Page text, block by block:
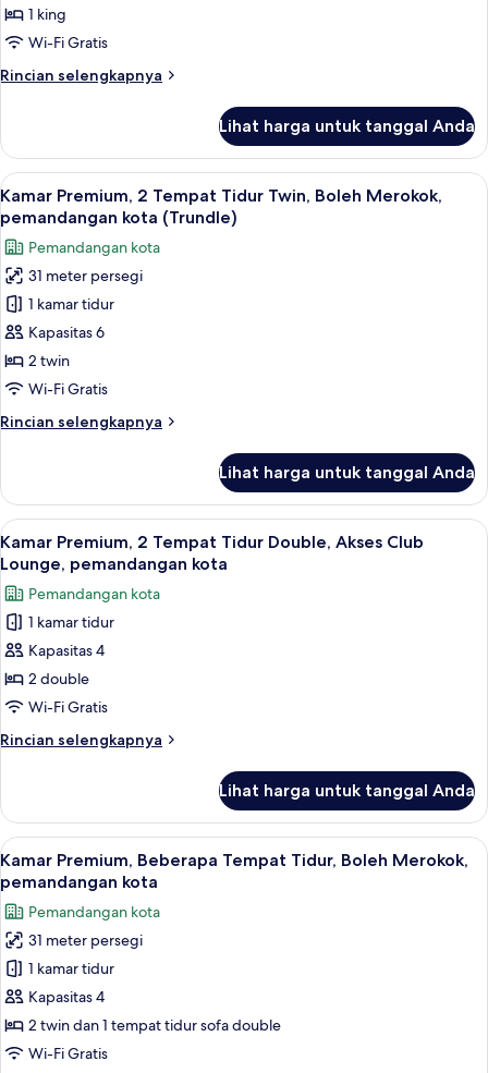
kota
1
Tempat
King,
1 king
Wi-Fi Gratis
Rincian selengkapnya
Rincian
Kamar
Premium,
1
Tempat
Tidur
King,
pemandangan
kota
Lihat harga untuk tanggal Anda
Lihat
semua
foto
untuk
Kamar
Premium,
2
Tempat
Tidur
Boleh
kota
(Trundle)
Brankas, meja kerja, ruang kerja
10
Kamar Premium, 2 Tempat Tidur Twin, Boleh Merokok,
pemandangan kota (Trundle)
Pemandangan kota
31 meter persegi
1 kamar tidur
Kapasitas 6
2 twin
Wi-Fi Gratis
Rincian selengkapnya
Rincian
Kamar
Premium,
2
Tempat
Twin,
Boleh
Merokok,
pemandangan
kota
Lihat harga untuk tanggal Anda
Lihat
semua
foto
untuk
Kamar
Premium,
2
Tempat
Tidur
Double,
Club
Lounge,
pemandangan
kota
Brankas, meja kerja, ruang kerja
9
Kamar Premium, 2 Tempat Tidur Double, Akses Club
Lounge, pemandangan kota
Pemandangan kota
1 kamar tidur
Kapasitas 4
2 double
Wi-Fi Gratis
Rincian selengkapnya
Rincian
Kamar
Premium,
2
Tempat
Tidur
Double,
Akses
Club
Lounge,
pemandangan
Lihat harga untuk tanggal Anda
Lihat
semua
foto
untuk
Kamar
Premium,
Beberapa
Tempat
Tidur,
Brankas, meja kerja, ruang kerja
15
Kamar Premium, Beberapa Tempat Tidur, Boleh Merokok,
pemandangan kota
Pemandangan kota
31 meter persegi
1 kamar tidur
Kapasitas 4
2 twin dan 1 tempat tidur sofa double
Wi-Fi Gratis